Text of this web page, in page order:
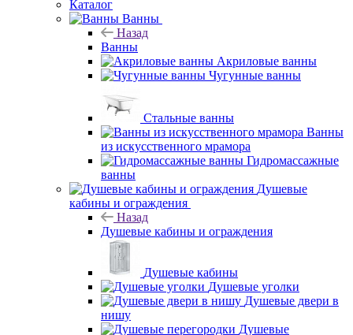
Каталог
Ванны
Назад
Ванны
Акриловые ванны
Чугунные ванны
Стальные ванны
Ванны
из искусственного мрамора
Гидромассажные
ванны
Душевые
кабины и ограждения
Назад
Душевые кабины и ограждения
Душевые кабины
Душевые уголки
Душевые двери в
нишу
Душевые